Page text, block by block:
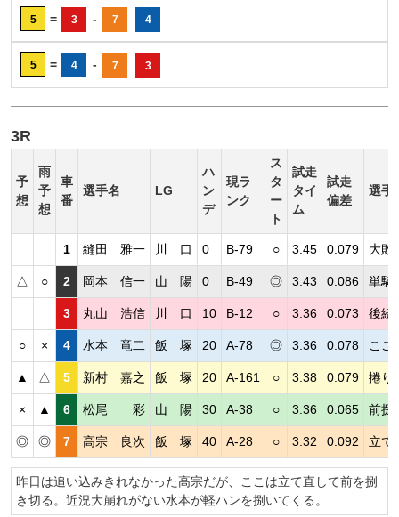
5 = 3 - 7 4
5 = 4 - 7 3
3R
予
想
雨
予
想
車
番
選手名 LG
ハ
ン
デ
現ラ
ンク
ス
タ
ー
ト
試走
タイ
ム
試走
偏差
選手
1 縫田 雅一 川 口 0 B-79 ○ 3.45 0.079 大敗
△ ○ 2 岡本 信一 山 陽 0 B-49 ◎ 3.43 0.086 単騎
3 丸山 浩信 川 口 10 B-12 ○ 3.36 0.073 後続
○ × 4 水本 竜二 飯 塚 20 A-78 ◎ 3.36 0.078 ここ
▲ △ 5 新村 嘉之 飯 塚 20 A-161 ○ 3.38 0.079 捲り
× ▲ 6 松尾 彩 山 陽 30 A-38 ○ 3.36 0.065 前捌
◎ ◎ 7 高宗 良次 飯 塚 40 A-28 ○ 3.32 0.092 立て
昨日は追い込みきれなかった高宗だが、ここは立て直して前を捌
き切る。近況大崩れがない水本が軽ハンを捌いてくる。